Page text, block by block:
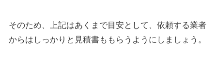
そのため、上記はあくまで目安として、依頼する業者
からはしっかりと見積書ももらうようにしましょう。